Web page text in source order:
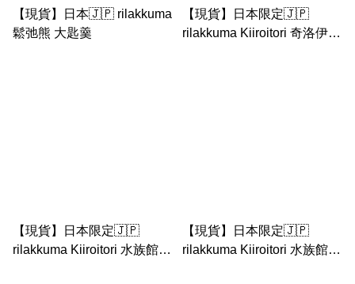
【現貨】日本🇯🇵 rilakkuma
鬆弛熊 大匙羹
【現貨】日本限定🇯🇵
rilakkuma Kiiroitori 奇洛伊特
【現貨】日本限定🇯🇵
rilakkuma Kiiroitori 水族館系
【現貨】日本限定🇯🇵
rilakkuma Kiiroitori 水族館系